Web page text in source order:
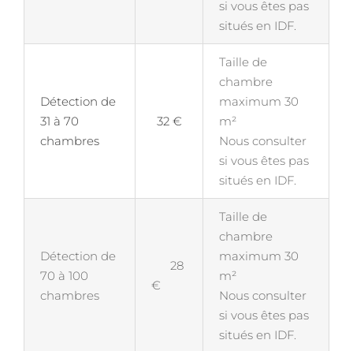
si vous êtes pas
situés en IDF.
Détection de
31 à 70
chambres
32 €
Taille de
chambre
maximum 30
m²
Nous consulter
si vous êtes pas
situés en IDF.
Détection de
70 à 100
chambres
28
€
Taille de
chambre
maximum 30
m²
Nous consulter
si vous êtes pas
situés en IDF.